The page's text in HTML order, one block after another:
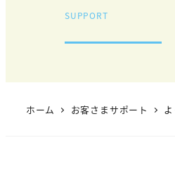
SUPPORT
ホーム お客さまサポート